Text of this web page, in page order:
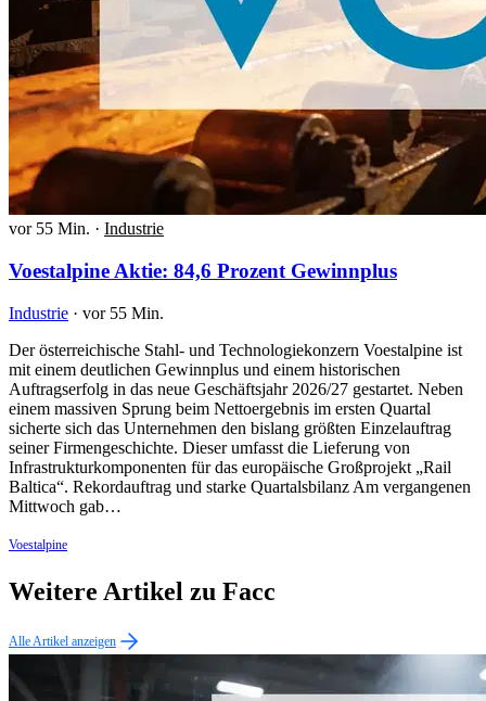
vor 55 Min. · Industrie
Voestalpine Aktie: 84,6 Prozent Gewinnplus
Industrie · vor 55 Min.
Der österreichische Stahl- und Technologiekonzern Voestalpine ist
mit einem deutlichen Gewinnplus und einem historischen
Auftragserfolg in das neue Geschäftsjahr 2026/27 gestartet. Neben
einem massiven Sprung beim Nettoergebnis im ersten Quartal
sicherte sich das Unternehmen den bislang größten Einzelauftrag
seiner Firmengeschichte. Dieser umfasst die Lieferung von
Infrastrukturkomponenten für das europäische Großprojekt „Rail
Baltica“. Rekordauftrag und starke Quartalsbilanz Am vergangenen
Mittwoch gab…
Voestalpine
Weitere Artikel zu Facc
Alle Artikel anzeigen